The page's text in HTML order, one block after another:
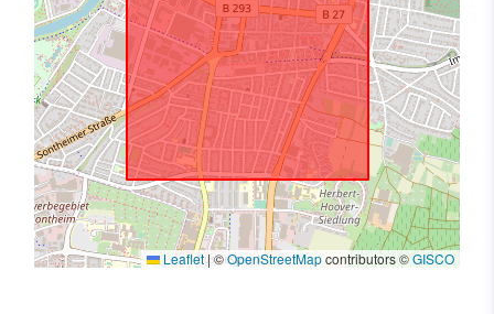
Leaflet|©OpenStreetMapcontributors ©GISCO